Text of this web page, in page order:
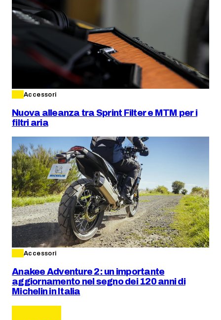
Accessori
Nuova alleanza tra Sprint Filter e MTM per i
filtri aria
Accessori
Anakee Adventure 2: un importante
aggiornamento nel segno dei 120 anni di
Michelin in Italia